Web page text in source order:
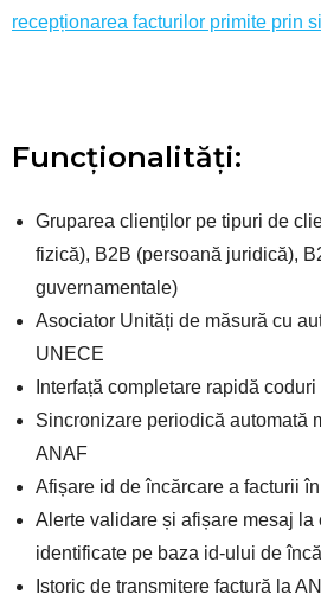
recepționarea facturilor primite prin
Funcționalități:
Gruparea clienților pe tipuri de
fizică), B2B (persoană juridică),
guvernamentale)
Asociator Unități de măsură cu
UNECE
Interfață completare rapidă
Sincronizare periodică automată
ANAF
Afișare id de încărcare a facturii
Alerte validare și afișare mesaj la
identificate pe baza id-ului de
Istoric de transmitere factură la